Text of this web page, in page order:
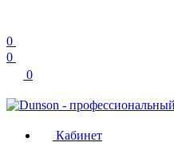
0
0
0
Кабинет